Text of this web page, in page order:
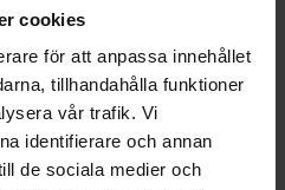
cookies
för att anpassa innehållet
tillhandahålla funktioner
vår trafik. Vi
identifierare och annan
de sociala medier och
”Hellre en
skor, än en
i högklackat.”